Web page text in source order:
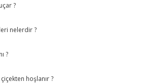
?
nelerdir ?
?
hoşlanır ?